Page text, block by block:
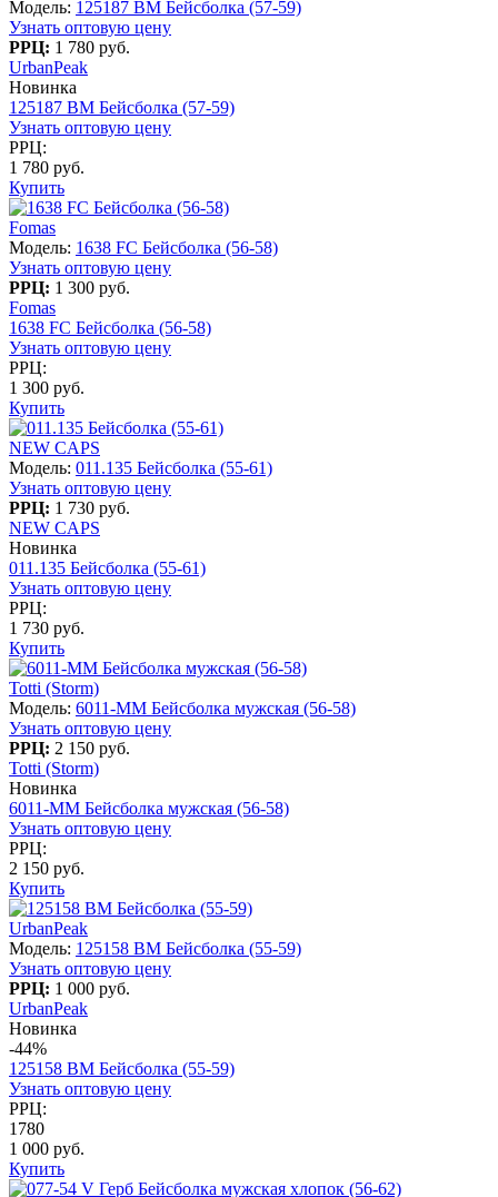
Модель: 125187 BM Бейсболка (57-59)
Узнать оптовую цену
РРЦ: 1 780 руб.
UrbanPeak
Новинка
125187 BM Бейсболка (57-59)
Узнать оптовую цену
РРЦ:
1 780 руб.
Купить
Fomas
Модель: 1638 FC Бейсболка (56-58)
Узнать оптовую цену
РРЦ: 1 300 руб.
Fomas
1638 FC Бейсболка (56-58)
Узнать оптовую цену
РРЦ:
1 300 руб.
Купить
NEW CAPS
Модель: 011.135 Бейсболка (55-61)
Узнать оптовую цену
РРЦ: 1 730 руб.
NEW CAPS
Новинка
011.135 Бейсболка (55-61)
Узнать оптовую цену
РРЦ:
1 730 руб.
Купить
Totti (Storm)
Модель: 6011-MM Бейсболка мужская (56-58)
Узнать оптовую цену
РРЦ: 2 150 руб.
Totti (Storm)
Новинка
6011-MM Бейсболка мужская (56-58)
Узнать оптовую цену
РРЦ:
2 150 руб.
Купить
UrbanPeak
Модель: 125158 BM Бейсболка (55-59)
Узнать оптовую цену
РРЦ: 1 000 руб.
UrbanPeak
Новинка
-44%
125158 BM Бейсболка (55-59)
Узнать оптовую цену
РРЦ:
1780
1 000 руб.
Купить